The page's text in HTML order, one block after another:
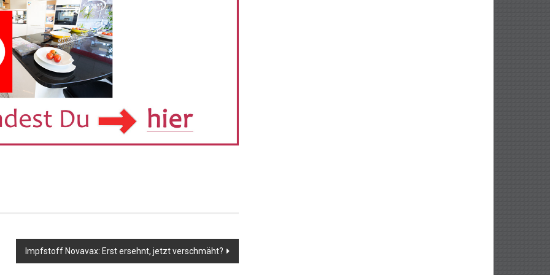
Impfstoff Novavax: Erst ersehnt, jetzt verschmäht?